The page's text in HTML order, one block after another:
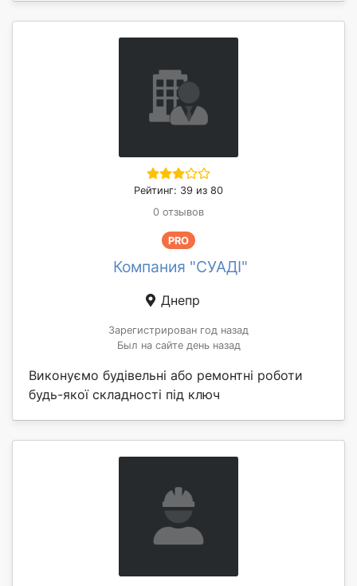
Рейтинг: 39 из 80
0 отзывов
PRO
Компания "СУАДІ"
Днепр
Зарегистрирован год назад
Был на сайте день назад
Виконуємо будівельні або ремонтні роботи
будь-якої складності під ключ